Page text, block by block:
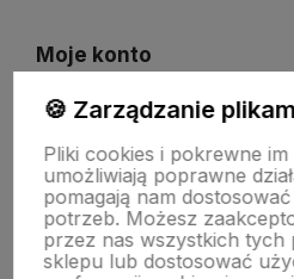
Moje konto
O nas
🍪 Zarządzanie
Pliki cookies i pokrewne
umożliwiają poprawne
pomagają nam
potrzeb. Możesz
przez nas wszystkich tych
sklepu lub dostosować